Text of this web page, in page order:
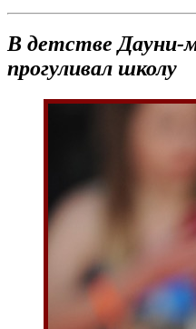
В детстве Дауни-
прогуливал школу